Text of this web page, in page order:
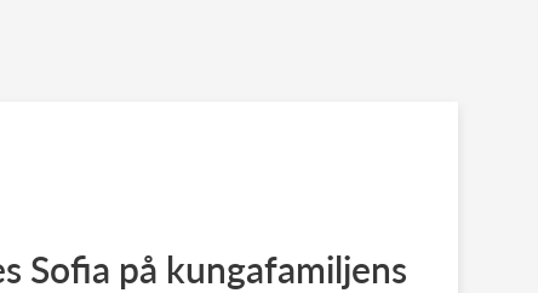
Sofia på kungafamiljens